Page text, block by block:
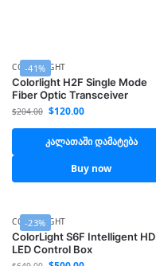
-41%
COLORLIGHT
Colorlight H2F Single Mode
Fiber Optic Transceiver
$204.00 $120.00
კალათაში დამატება
Buy now
-23%
COLORLIGHT
ColorLight S6F Intelligent HD
LED Control Box